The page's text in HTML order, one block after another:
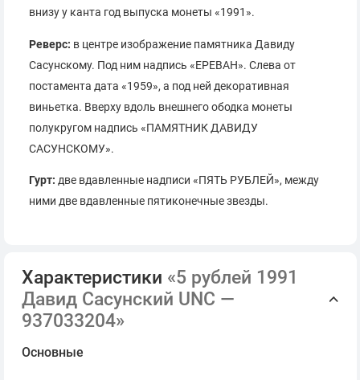
внизу у канта год выпуска монеты «1991».
Реверс: в центре изображение памятника Давиду
Сасунскому. Под ним надпись «ЕРЕВАН». Слева от
постамента дата «1959», а под ней декоративная
виньетка. Вверху вдоль внешнего ободка монеты
полукругом надпись «ПАМЯТНИК ДАВИДУ
САСУНСКОМУ».
Гурт: две вдавленные надписи «ПЯТЬ РУБЛЕЙ», между
ними две вдавленные пятиконечные звезды.
Характеристики «5 рублей 1991
Давид Сасунский UNC —
937033204»
Основные